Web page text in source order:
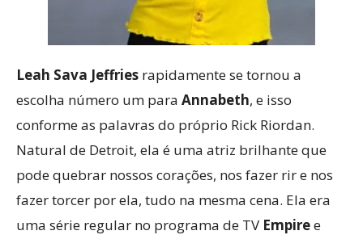
Leah Sava Jeffries rapidamente se tornou a
escolha número um para Annabeth, e isso
conforme as palavras do próprio Rick Riordan.
Natural de Detroit, ela é uma atriz brilhante que
pode quebrar nossos corações, nos fazer rir e nos
fazer torcer por ela, tudo na mesma cena. Ela era
uma série regular no programa de TV Empiree